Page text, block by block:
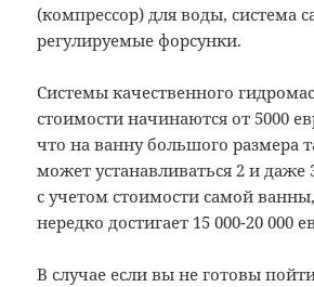
(компрессор) для воды, система
регулируемые форсунки.
Системы качественного
стоимости начинаются от 5000
что на ванну большого размера
может устанавливаться 2 и даже
с учетом стоимости самой
нередко достигает 15 000-20 000
В случае если вы не готовы